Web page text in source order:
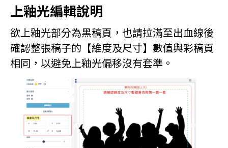
上釉光編輯說明
欲上釉光部分為黑稿頁，也請拉滿至出血線後
確認整張稿子的【維度及尺寸】數值與彩稿頁
相同，以避免上釉光偏移沒有套準。